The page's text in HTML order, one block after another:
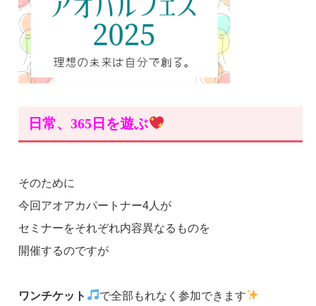
日常、365日を遊ぶ
そのために
今回アオアカパートナー4人が
セミナーをそれぞれ内容異なるものを
開催するのですが
ワンチケット で全部もれなく参加できます